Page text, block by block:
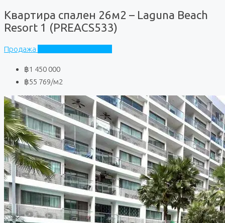
Квартира спален 26м2 – Laguna Beach
Resort 1 (PREACS533)
Продажа
฿1 450 000
฿55 769/м2